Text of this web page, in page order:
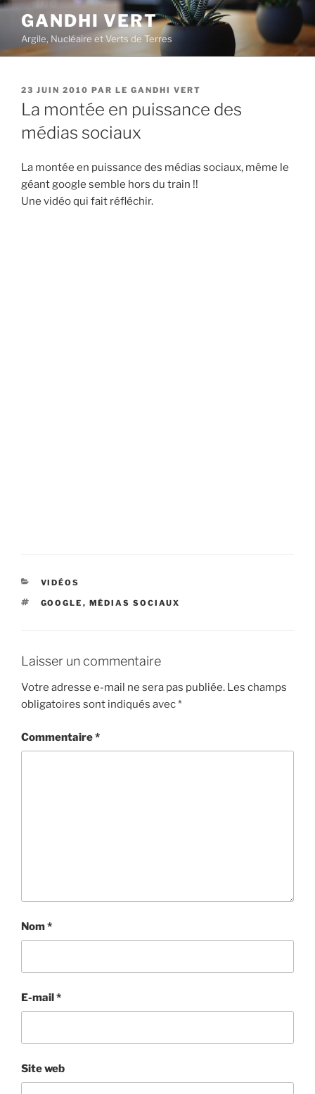
Aller
contenu
principal
GANDHI VERT
Argile, Nucléaire et Verts de Terres
PUBLIÉ
LE
23 JUIN 2010 PAR LE GANDHI VERT
La montée en puissance des
médias sociaux
La montée en puissance des médias sociaux, même le
géant google semble hors du train !!
Une vidéo qui fait réfléchir.
CATÉGORIES
VIDÉOS
ÉTIQUETTES
GOOGLE , MÉDIAS SOCIAUX
Laisser un commentaire
Votre adresse e-mail ne sera pas publiée. Les champs
obligatoires sont indiqués avec*
Commentaire*
Nom*
E-mail*
Site web